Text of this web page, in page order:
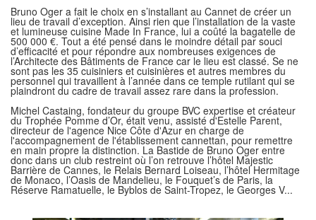
Bruno Oger a fait le choix en s’installant au Cannet de créer un
lieu de travail d’exception. Ainsi rien que l’installation de la vaste
et lumineuse cuisine Made In France, lui a coûté la bagatelle de
500 000 €. Tout a été pensé dans le moindre détail par souci
d’efficacité et pour répondre aux nombreuses exigences de
l’Architecte des Bâtiments de France car le lieu est classé. Se ne
sont pas les 35 cuisiniers et cuisinières et autres membres du
personnel qui travaillent à l’année dans ce temple rutilant qui se
plaindront du cadre de travail assez rare dans la profession.
Michel Castaing, fondateur du groupe BVC expertise et créateur
du Trophée Pomme d’Or, était venu, assisté d'Estelle Parent,
directeur de l'agence Nice Côte d'Azur en charge de
l'accompagnement de l'établissement cannettan, pour remettre
en main propre la distinction. La Bastide de Bruno Oger entre
donc dans un club restreint où l’on retrouve l’hôtel Majestic
Barrière de Cannes, le Relais Bernard Loiseau, l’hôtel Hermitage
de Monaco, l’Oasis de Mandelieu, le Fouquet’s de Paris, la
Réserve Ramatuelle, le Byblos de Saint-Tropez, le Georges V...